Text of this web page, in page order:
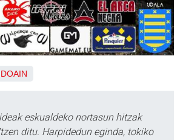
eskualdeko nortasun hitzak
ditu. Harpidedun eginda, tokiko